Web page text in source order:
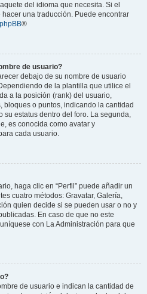
del idioma que necesita. Si el
una traducción. Puede encontrar
phpBB®
de usuario?
debajo de su nombre de usuario
de la plantilla que utilice el
a la posición (rank) del usuario,
bloques o puntos, indicando la cantidad
su estatus dentro del foro. La segunda,
es conocida como avatar y
cada usuario.
haga clic en “Perfil” puede añadir un
cuatro métodos: Gravatar, Galería,
quien decide si se pueden usar o no y
En caso de que no este
con La Administración para que
de usuario e indican la cantidad de